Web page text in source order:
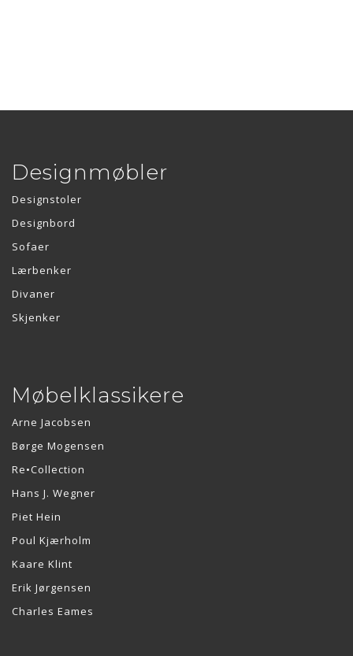
Designmøbler
Designstoler
Designbord
Sofaer
Lærbenker
Divaner
Skjenker
Møbelklassikere
Arne Jacobsen
Børge Mogensen
Re•Collection
Hans J. Wegner
Piet Hein
Poul Kjærholm
Kaare Klint
Erik Jørgensen
Charles Eames